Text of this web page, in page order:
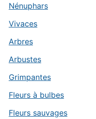
Nénuphars
Vivaces
Arbres
Arbustes
Grimpantes
Fleurs à bulbes
Fleurs sauvages